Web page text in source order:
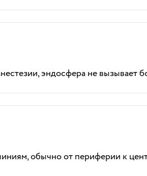
эндосфера не вызывает
обычно от периферии к